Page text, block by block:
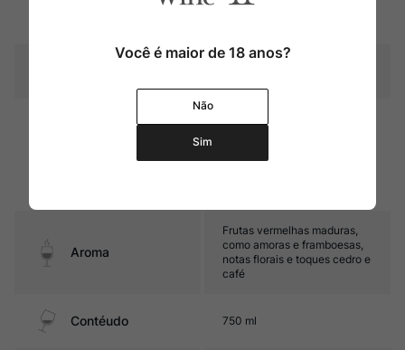
20 meses em barricas de
persistente, destacando-se
Aroma
Frutas vermelhas maduras,
como amoras e framboesas,
notas florais e toques cedro e
café
Contéudo 750 ml
Você é maior de 18 anos?
Não
Sim